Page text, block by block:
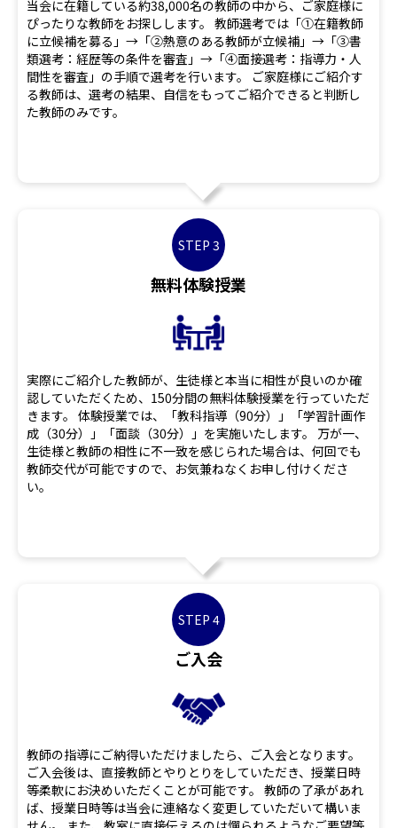
当会に在籍している約38,000名の教師の中から、ご家庭様に
ぴったりな教師をお探しします。 教師選考では「①在籍教師
に立候補を募る」→「②熱意のある教師が立候補」→「③書
類選考：経歴等の条件を審査」→「④面接選考：指導力・人
間性を審査」の手順で選考を行います。 ご家庭様にご紹介す
る教師は、選考の結果、自信をもってご紹介できると判断し
た教師のみです。
STEP 3
無料体験授業
実際にご紹介した教師が、生徒様と本当に相性が良いのか確
認していただくため、150分間の無料体験授業を行っていただ
きます。 体験授業では、「教科指導（90分）」「学習計画作
成（30分）」「面談（30分）」を実施いたします。 万が一、
生徒様と教師の相性に不一致を感じられた場合は、何回でも
教師交代が可能ですので、お気兼ねなくお申し付けくださ
い。
STEP 4
ご入会
教師の指導にご納得いただけましたら、ご入会となります。
ご入会後は、直接教師とやりとりをしていただき、授業日時
等柔軟にお決めいただくことが可能です。 教師の了承があれ
ば、授業日時等は当会に連絡なく変更していただいて構いま